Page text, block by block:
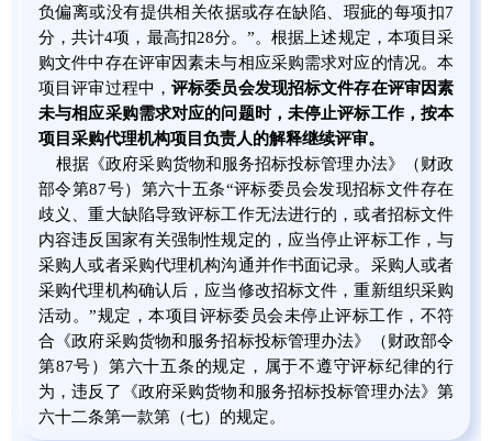
负偏离或没有提供相关依据或存在缺陷、瑕疵的每项扣7
分，共计4项，最高扣28分。”。根据上述规定，本项目采
购文件中存在评审因素未与相应采购需求对应的情况。本
项目评审过程中， 评标委员会发现招标文件存在评审因素
未与相应采购需求对应的问题时，未停止评标工作，按本
项目采购代理机构项目负责人的解释继续评审。
根据《政府采购货物和服务招标投标管理办法》（财政
部令第87号）第六十五条“评标委员会发现招标文件存在
歧义、重大缺陷导致评标工作无法进行的，或者招标文件
内容违反国家有关强制性规定的，应当停止评标工作，与
采购人或者采购代理机构沟通并作书面记录。采购人或者
采购代理机构确认后，应当修改招标文件，重新组织采购
活动。”规定，本项目评标委员会未停止评标工作，不符
合《政府采购货物和服务招标投标管理办法》（财政部令
第87号）第六十五条的规定，属于不遵守评标纪律的行
为，违反了《政府采购货物和服务招标投标管理办法》第
六十二条第一款第（七）的规定。